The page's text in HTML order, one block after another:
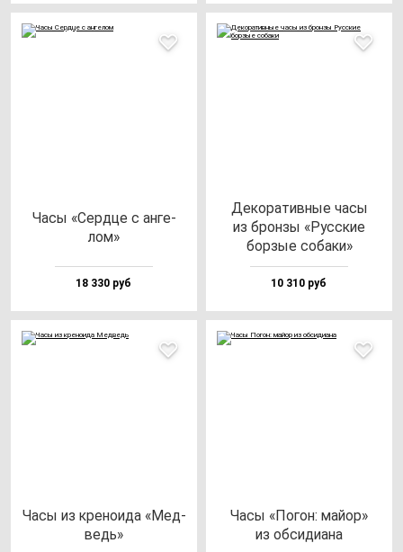
Часы «Сер­дце с ан­ге­
лом»
18 330 руб
Деко­ра­тив­ные ча­сы
из брон­зы «Рус­ские
бор­зые со­ба­ки»
10 310 руб
Часы из кре­но­ида «Мед­
ведь»
Часы «Погон: май­ор»
из об­си­ди­ана